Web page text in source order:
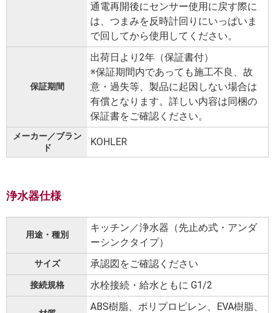
通電再開後にセンサー使用に戻す際に
は、つまみを反時計回りにいっぱいま
で回してから使用してください。
保証期間
出荷日より2年（保証書付）
※保証期間内であっても施工不良、故
意・過失等、製品に起因しない場合は
有償となります。詳しい内容は同梱の
保証書をご確認ください。
メーカー／ブラン
ド
KOHLER
浄水器仕様
用途・種別
キッチン／浄水器（先止め式・アンダ
ーシンクタイプ）
サイズ 承認図をご確認ください
接続規格 水栓接続・給水ともに G1/2
ABS樹脂、ポリプロピレン、EVA樹脂、